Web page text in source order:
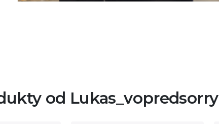
od Lukas_vopredsorry